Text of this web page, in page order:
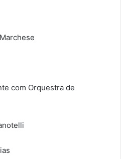
com Orquestra de